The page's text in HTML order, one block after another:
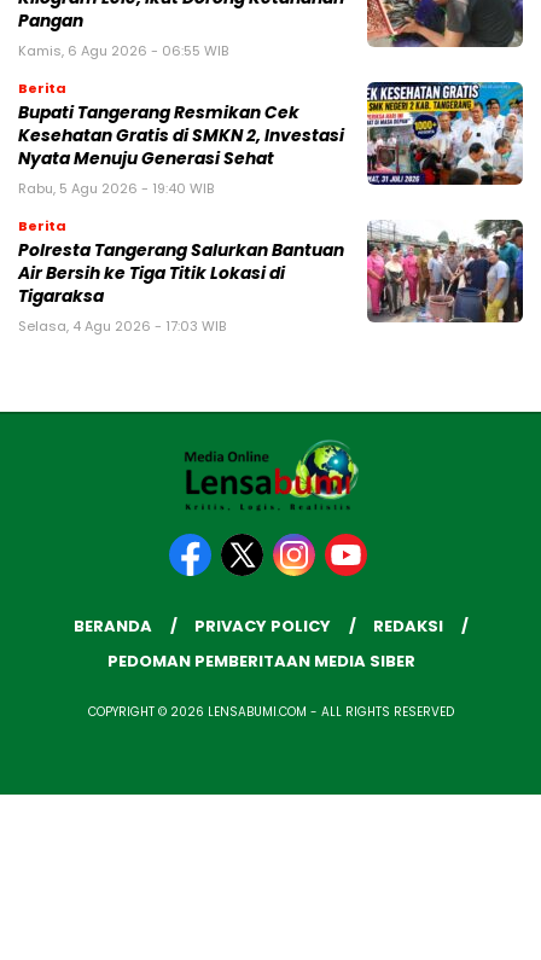
Pangan
Kamis, 6 Agu 2026 - 06:55 WIB
Berita
‎Bupati Tangerang Resmikan Cek
Kesehatan Gratis di SMKN 2, Investasi
Nyata Menuju Generasi Sehat
Rabu, 5 Agu 2026 - 19:40 WIB
Berita
Polresta Tangerang Salurkan Bantuan
Air Bersih ke Tiga Titik Lokasi di
Tigaraksa
Selasa, 4 Agu 2026 - 17:03 WIB
BERANDA PRIVACY POLICY
REDAKSI
PEDOMAN PEMBERITAAN MEDIA SIBER
COPYRIGHT © 2026 LENSABUMI.COM - ALL RIGHTS RESERVED